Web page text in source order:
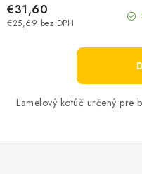
€25,69 bez DPH
€31,60
Lamelový kotúč určený pre